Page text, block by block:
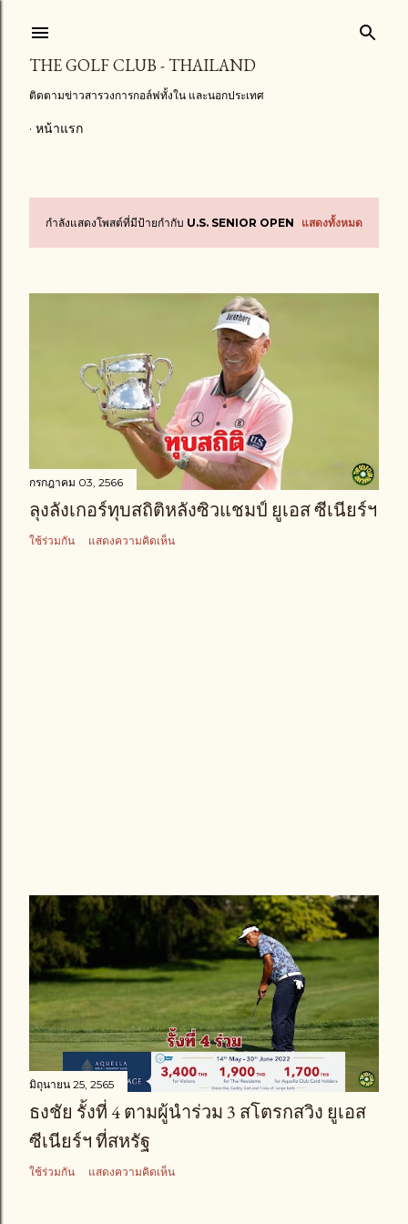
THE GOLF CLUB - THAILAND
ติดตามข่าวสารวงการกอล์ฟทั้งใน และนอกประเทศ
หน้าแรก
บ
ท
กำลังแสดงโพสต์ที่มีป้ายกำกับ U.S. SENIOR OPEN แสดงทั้งหมด
กรกฎาคม 03, 2566
ลุงลังเกอร์ทุบสถิติหลังซิวแชมป์ ยูเอส ซีเนียร์ฯ
ใช้ร่วมกัน แสดงความคิดเห็น
มิถุนายน 25, 2565
ธงชัย รั้งที่ 4 ตามผู้นำร่วม 3 สโตรกสวิง ยูเอส
ซีเนียร์ฯ ที่สหรัฐ
ใช้ร่วมกัน แสดงความคิดเห็น